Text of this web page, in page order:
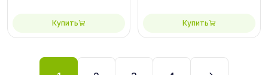
Купить Купить